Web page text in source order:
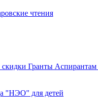
чтения
скидки Гранты Аспирантам
"НЭО" для детей